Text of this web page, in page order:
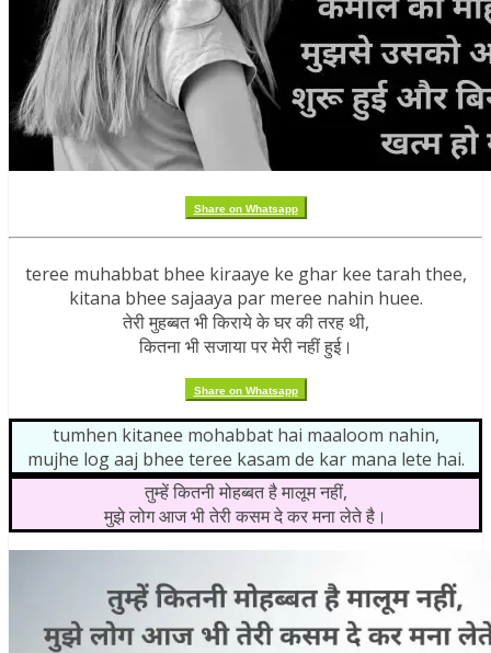
Share on Whatsapp
teree muhabbat bhee kiraaye ke ghar kee tarah thee,
kitana bhee sajaaya par meree nahin huee.
तेरी मुहब्बत भी किराये के घर की तरह थी,
कितना भी सजाया पर मेरी नहीं हुई।
Share on Whatsapp
tumhen kitanee mohabbat hai maaloom nahin,
mujhe log aaj bhee teree kasam de kar mana lete hai.
तुम्हें कितनी मोहब्बत है मालूम नहीं,
मुझे लोग आज भी तेरी कसम दे कर मना लेते है।